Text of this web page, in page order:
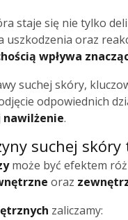
staje się nie tylko
uszkodzenia oraz
wpływa
suchej skóry,
odpowiednich
nawilżenie.
suchej skóry
może być efektem
oraz
zaliczamy: